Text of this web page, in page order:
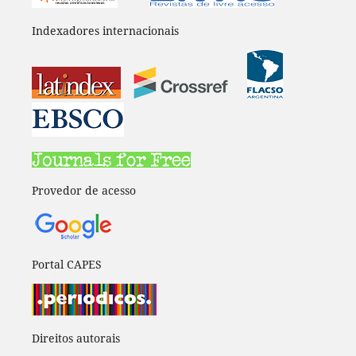
Indexadores internacionais
Provedor de acesso
Portal CAPES
Direitos autorais